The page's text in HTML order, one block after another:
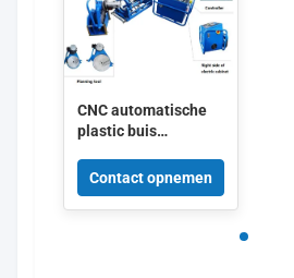
CNC automatische
plastic buis
lasmachine 160mm
tot 315mm
Contact opnemen